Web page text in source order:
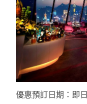
優惠預訂日期：即